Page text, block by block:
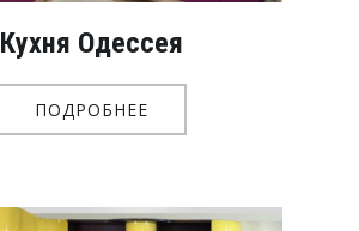
Кухня Одессея
ПОДРОБНЕЕ